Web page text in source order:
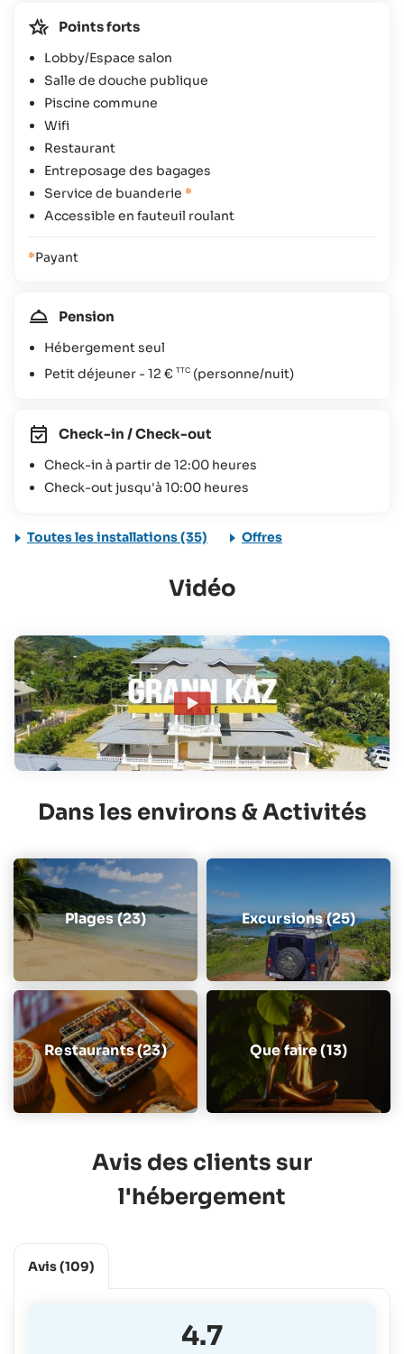
Points forts
Lobby/Espace salon
Salle de douche publique
Piscine commune
Wifi
Restaurant
Entreposage des bagages
Service de buanderie *
Accessible en fauteuil roulant
*Payant
Pension
Hébergement seul
Petit déjeuner - 12 € (personne/nuit)
Check-in / Check-out
Check-in à partir de 12:00 heures
Check-out jusqu'à 10:00 heures
Toutes les installations (35) Offres
Vidéo
Dans les environs & Activités
Plages (23) Excursions (25)
Restaurants (23) Que faire (13)
Avis des clients sur
l'hébergement
Avis(109)
4.7